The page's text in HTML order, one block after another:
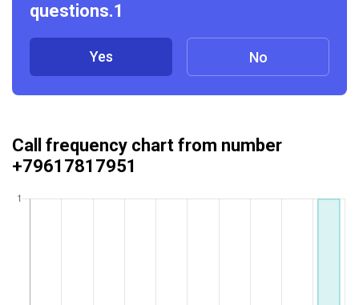
questions.1
Yes No
Call frequency chart from number
+79617817951